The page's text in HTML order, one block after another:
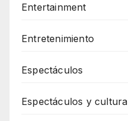
Entertainment
Entretenimiento
Espectáculos
Espectáculos y cultura